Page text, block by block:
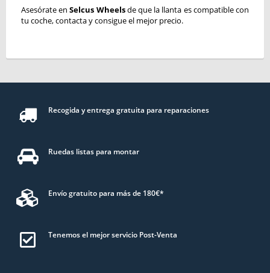
Asesórate enSelcus Wheelsde que la llanta es compatible con
tu coche, contacta y consigue el mejor precio.
Recogida y entrega gratuita para reparaciones
Ruedas listas para montar
Envío gratuito para más de 180€*
Tenemos el mejor servicio Post-Venta